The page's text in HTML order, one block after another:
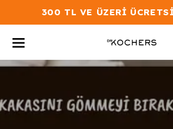
300 TL VE ÜZERİ